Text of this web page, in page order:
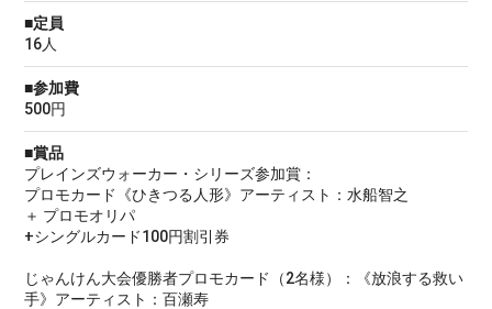
■定員
16人
■参加費
500円
■賞品
プレインズウォーカー・シリーズ参加賞：
プロモカード《ひきつる人形》アーティスト：水船智之
＋ プロモオリパ
+シングルカード100円割引券
じゃんけん大会優勝者プロモカード（2名様）：《放浪する救い
手》アーティスト：百瀬寿